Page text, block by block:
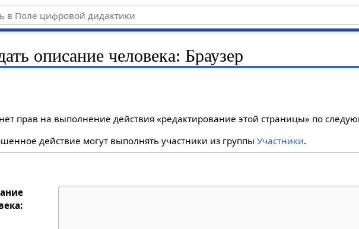
описание человека: Браузер
прав на выполнение действия «редактирование этой страницы» по
действие могут выполнять участники из группыУчастники.